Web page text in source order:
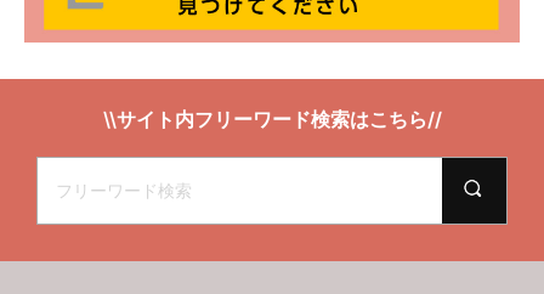
\\サイト内フリーワード検索はこちら//